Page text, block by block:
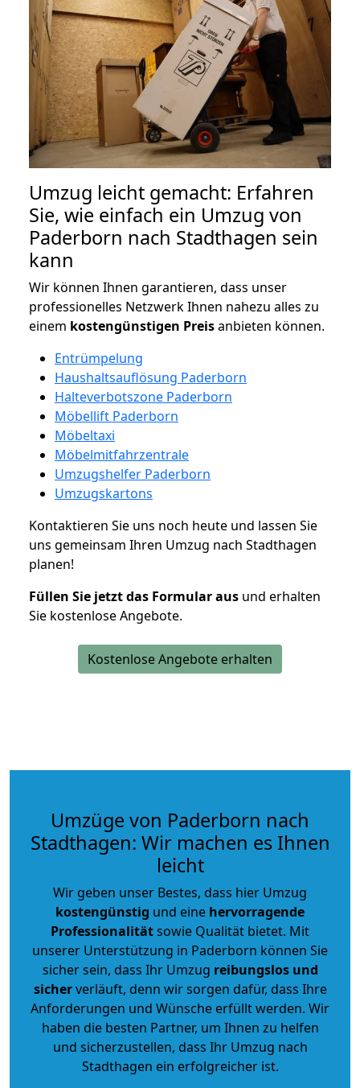
Umzug leicht gemacht: Erfahren
Sie, wie einfach ein Umzug von
Paderborn nach Stadthagen sein
kann
Wir können Ihnen garantieren, dass unser
professionelles Netzwerk Ihnen nahezu alles zu
einem kostengünstigen Preisanbieten können.
Entrümpelung
Haushaltsauflösung Paderborn
Halteverbotszone Paderborn
Möbellift Paderborn
Möbeltaxi
Möbelmitfahrzentrale
Umzugshelfer Paderborn
Umzugskartons
Kontaktieren Sie uns noch heute und lassen Sie
uns gemeinsam Ihren Umzug nach Stadthagen
planen!
Füllen Sie jetzt das Formular aus und erhalten
Sie kostenlose Angebote.
Kostenlose Angebote erhalten
Umzüge von Paderborn nach
Stadthagen: Wir machen es Ihnen
leicht
Wir geben unser Bestes, dass hier Umzug
kostengünstig und eine hervorragende
Professionalitätsowie Qualität bietet. Mit
unserer Unterstützung in Paderborn können Sie
sicher sein, dass Ihr Umzug reibungslos und
sicherverläuft, denn wir sorgen dafür, dass Ihre
Anforderungen und Wünsche erfüllt werden. Wir
haben die besten Partner, um Ihnen zu helfen
und sicherzustellen, dass Ihr Umzug nach
Stadthagen ein erfolgreicher ist.